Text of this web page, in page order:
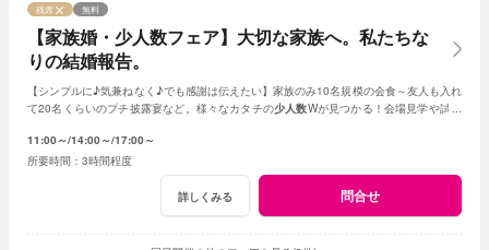
【家族婚・少人数フェア】大切な家族へ。私たちな
りの結婚報告。
残席 無料
【シンプルに♪気兼ねなく♪でも感謝は伝えたい】家族のみ10名規模の会食～友人も入れ
て20名くらいのプチ披露宴など。様々なカタチの少人数Wが見つかる！会場見学や試食
11:00～ 14:00～ 17:00～
3時間程度
詳しくみる 問合せ